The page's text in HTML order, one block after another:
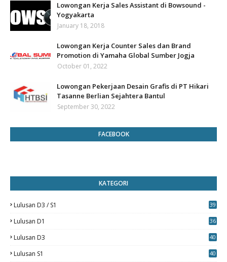
Lowongan Kerja Sales Assistant di Bowsound -
Yogyakarta
January 18, 2018
Lowongan Kerja Counter Sales dan Brand
Promotion di Yamaha Global Sumber Jogja
October 01, 2022
Lowongan Pekerjaan Desain Grafis di PT Hikari
Tasanne Berlian Sejahtera Bantul
September 30, 2022
FACEBOOK
KATEGORI
Lulusan D3 / S1
39
Lulusan D1 36
Lulusan D3
40
Lulusan S1
40